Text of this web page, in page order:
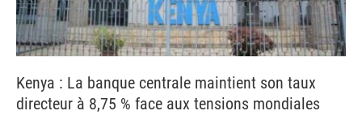
Kenya : La banque centrale maintient son taux
directeur à 8,75 % face aux tensions mondiales